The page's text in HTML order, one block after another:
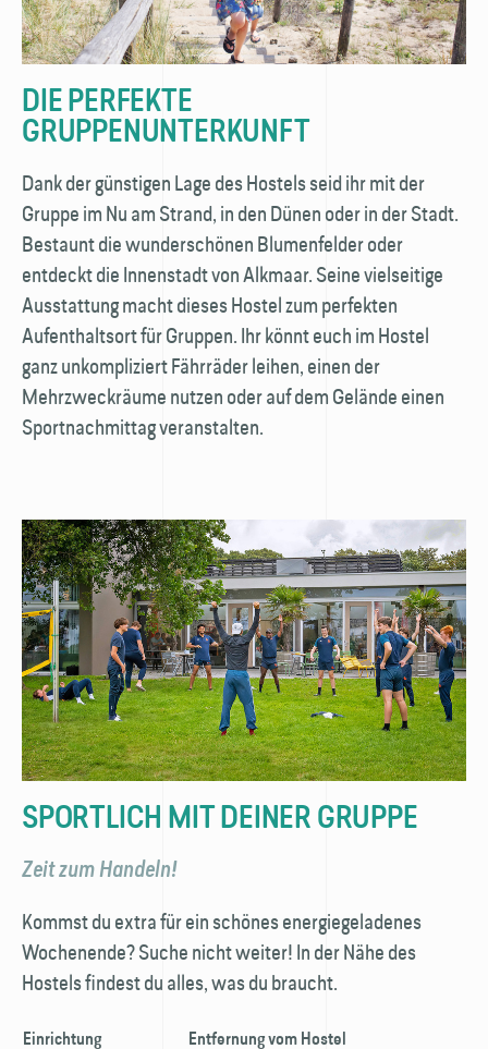
DIE PERFEKTE
GRUPPENUNTERKUNFT
Dank der günstigen Lage des Hostels seid ihr mit der
Gruppe im Nu am Strand, in den Dünen oder in der Stadt.
Bestaunt die wunderschönen Blumen­felder oder
entdeckt die Innenstadt von Alkmaar. Seine vielseitige
Ausstattung macht dieses Hostel zum perfekten
Aufenthalts­ort für Gruppen. Ihr könnt euch im Hostel
ganz unkompliziert Fährräder leihen, einen der
Mehrzweckräume nutzen oder auf dem Gelände einen
Sportnachmittag veranstalten.
SPORTLICH MIT DEINER GRUPPE
Zeit zum Handeln!
Kommst du extra für ein schönes energie­geladenes
Wochenende? Suche nicht weiter! In der Nähe des
Hostels findest du alles, was du braucht.
Einrichtung Entfernung vom Hostel